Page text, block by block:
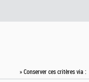
» Conserver ces critères via :